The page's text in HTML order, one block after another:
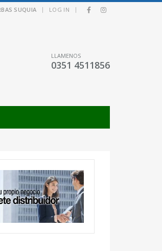
SUQUIA | LOG IN |
LLAMENOS
0351 4511856